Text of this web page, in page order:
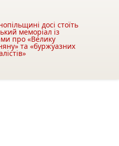
досі стоїть
меморіал із
про «Велику
та «буржуазних